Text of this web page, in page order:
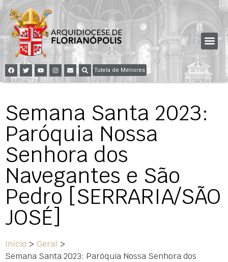
Tutela de Menores
Semana Santa 2023:
Paróquia Nossa
Senhora dos
Navegantes e São
Pedro [SERRARIA/SÃO
JOSÉ]
Início > Geral >
Semana Santa 2023: Paróquia Nossa Senhora dos